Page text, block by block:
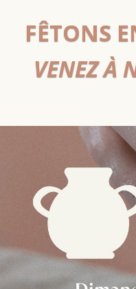
FÊTONS
VENEZ À